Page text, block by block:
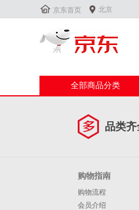
 京东首页  北京
全部商品分类
品类
购物指南
购物流程
会员介绍